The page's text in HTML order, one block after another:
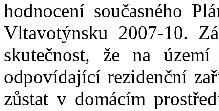
hodnocení současného
Vltavotýnsku 2007-10.
skutečnost, že na
odpovídající rezidenční
zůstat v domácím